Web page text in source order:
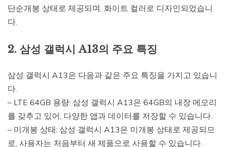
단순개봉 상태로 제공되며, 화이트 컬러로 디자인되었습니
다.
2. 삼성 갤럭시 A13의 주요 특징
삼성 갤럭시 A13은 다음과 같은 주요 특징을 가지고 있습니
다.
– LTE 64GB 용량: 삼성 갤럭시 A13은 64GB의 내장 메모리
를 갖추고 있어, 다양한 앱과 데이터를 저장할 수 있습니다.
– 미개봉 상태: 삼성 갤럭시 A13은 미개봉 상태로 제공되므
로, 사용자는 처음부터 새 제품으로 사용할 수 있습니다.